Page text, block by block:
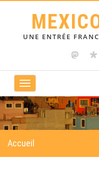
UNE ENTRÉE
Toggle
navigation
Accueil